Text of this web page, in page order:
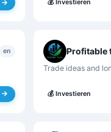
→ 💰 Investieren
en
→
Profitable
Trade ideas and
💰 Investieren